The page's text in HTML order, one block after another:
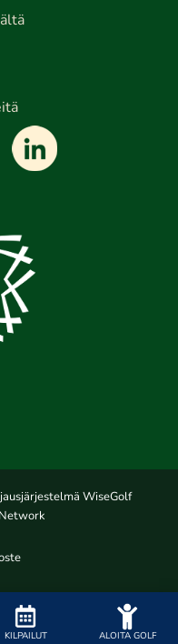
KILPAILUT ALOITA GOLF
WiseGolf